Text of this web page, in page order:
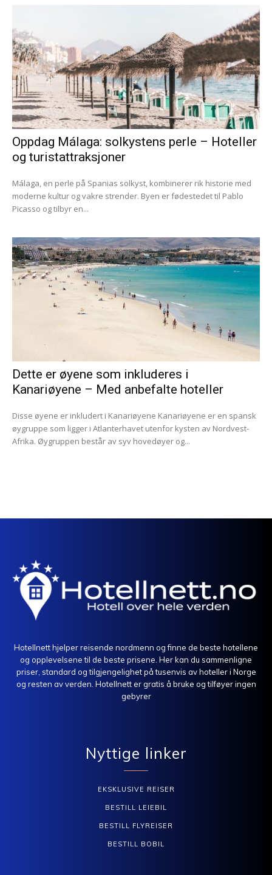
Oppdag Málaga: solkystens perle – Hoteller
og turistattraksjoner
Málaga, en perle på Spanias solkyst, kombinerer rik historie med
moderne kultur og vakre strender. Byen er fødestedet til Pablo
Picasso og tilbyr en...
Dette er øyene som inkluderes i
Kanariøyene – Med anbefalte hoteller
Disse øyene er inkludert i Kanariøyene Kanariøyene er en spansk
øygruppe som ligger i Atlanterhavet utenfor kysten av Nordvest-
Afrika. Øygruppen består av syv hovedøyer og...
Hotellnett hjelper reisende nordmenn og finne de beste hotellene
og opplevelsene til de beste prisene. Her kan du sammenligne
priser, standard og tilgjengelighet på tusenvis av hoteller i Norge
og resten av verden. Hotellnett er gratis å bruke og tilføyer ingen
gebyrer
Nyttige linker
EKSKLUSIVE REISER
BESTILL LEIEBIL
BESTILL FLYREISER
BESTILL BOBIL